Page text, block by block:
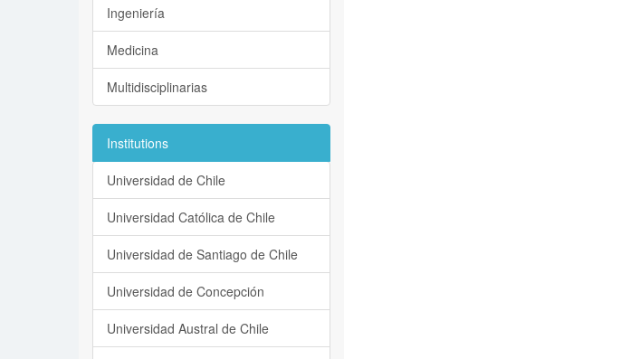
Ingeniería
Medicina
Multidisciplinarias
Institutions
Universidad de Chile
Universidad Católica de Chile
Universidad de Santiago de Chile
Universidad de Concepción
Universidad Austral de Chile